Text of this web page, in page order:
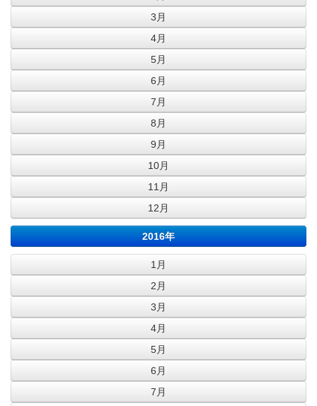
3月
4月
5月
6月
7月
8月
9月
10月
11月
12月
2016年
1月
2月
3月
4月
5月
6月
7月